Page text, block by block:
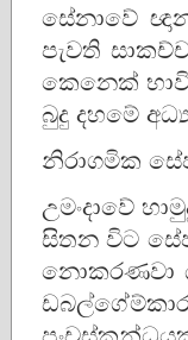
සේනාවේ
පැවති
කෙනෙක්
බුදු දහමේ
නිරාගමික
උමංදාවේ
සිතන විට
නොකරණවා